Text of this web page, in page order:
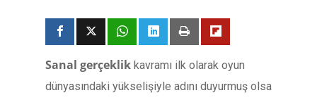
Sanal gerçeklik kavramı ilk olarak oyun
dünyasındaki yükselişiyle adını duyurmuş olsa